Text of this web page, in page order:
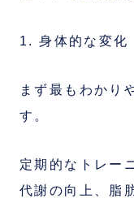
1. 身体的な変化
まず最もわかり
す。
定期的なトレー
代謝の向上、脂